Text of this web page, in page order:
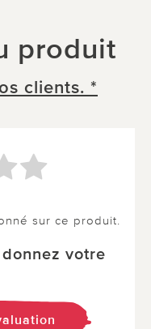
produit
clients. *
sur ce produit.
votre